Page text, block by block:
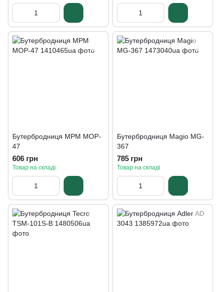
Бутербродниця MPM MOP-
47
606 грн
Товар на складі
Бутербродниця Magio MG-
367
785 грн
Товар на складі